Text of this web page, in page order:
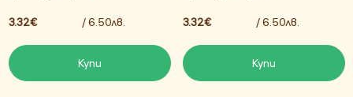
3.32€ / 6.50лв.
Купи
3.32€ / 6.50лв.
Купи